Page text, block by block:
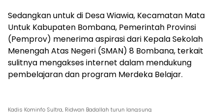
Sedangkan untuk di Desa Wiawia, Kecamatan Mata
Untuk Kabupaten Bombana, Pemerintah Provinsi
(Pemprov) menerima aspirasi dari Kepala Sekolah
Menengah Atas Negeri (SMAN) 8 Bombana, terkait
sulitnya mengakses internet dalam mendukung
pembelajaran dan program Merdeka Belajar.
Kadis Kominfo Sultra, Ridwan Badallah turun langsung